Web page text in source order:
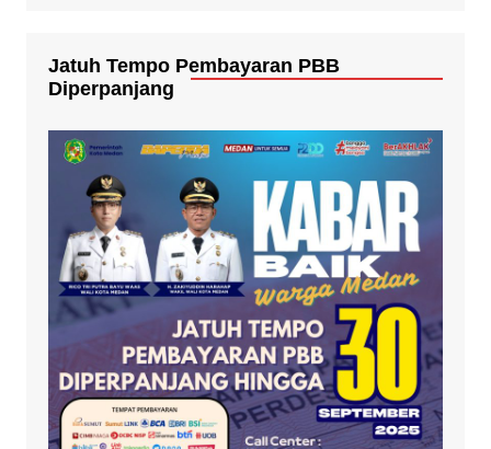
Jatuh Tempo Pembayaran PBB
Diperpanjang